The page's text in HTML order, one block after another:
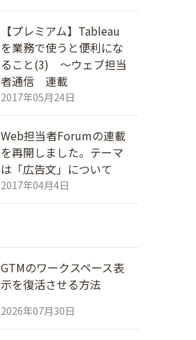
【プレミアム】Tableau
を業務で使うと便利にな
ること(3) ～ウェブ担当
者通信 連載
2017年05月24日
Web担当者Forumの連載
を再開しました。テーマ
は「広告文」について
2017年04月4日
GTMのワークスペース表
示を復活させる方法
2026年07月30日